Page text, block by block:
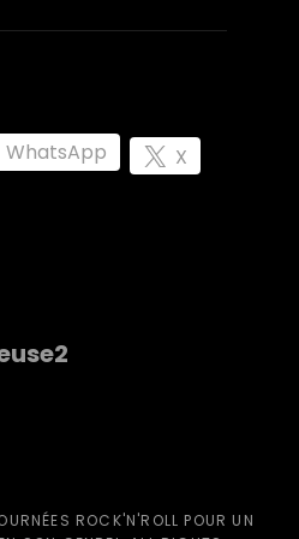
WhatsApp X
ROCK'N'ROLL POUR UN